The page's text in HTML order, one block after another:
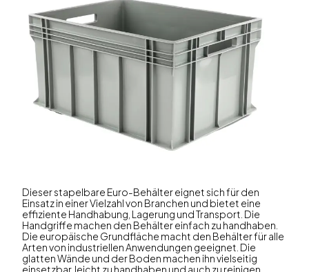
Dieser stapelbare Euro-Behälter eignet sich für den
Einsatz in einer Vielzahl von Branchen und bietet eine
effiziente Handhabung, Lagerung und Transport. Die
Handgriffe machen den Behälter einfach zu handhaben.
Die europäische Grundfläche macht den Behälter für alle
Arten von industriellen Anwendungen geeignet. Die
glatten Wände und der Boden machen ihn vielseitig
einsetzbar, leicht zu handhaben und auch zu reinigen.